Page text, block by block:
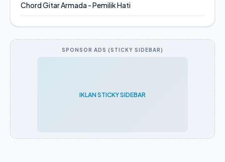
Chord Gitar Armada - Pemilik Hati
SPONSOR ADS (STICKY SIDEBAR)
IKLAN STICKY SIDEBAR